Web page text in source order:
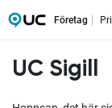
Företag
UC Sigill